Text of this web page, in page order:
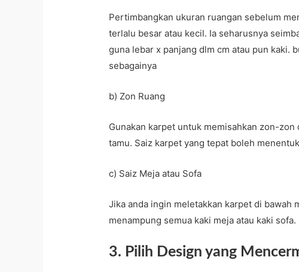
Pertimbangkan ukuran ruangan sebelum
terlalu besar atau kecil. Ia seharusnya
guna lebar x panjang dlm cm atau pun kaki.
sebagainya
b) Zon Ruang
Gunakan karpet untuk memisahkan zon-
tamu. Saiz karpet yang tepat boleh
c) Saiz Meja atau Sofa
Jika anda ingin meletakkan karpet di bawah
menampung semua kaki meja atau kaki sofa.
3. Pilih Design yang